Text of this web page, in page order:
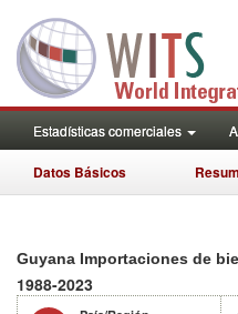
Estadísticas comerciales
Datos Básicos
Guyana Importaciones de
1988-2023